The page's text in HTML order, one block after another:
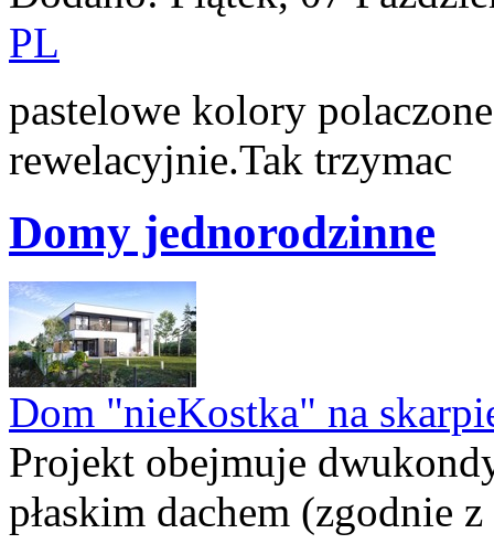
PL
pastelowe kolory
rewelacyjnie.Tak trzymac
Domy jednorodzinne
Dom "nieKostka" na
Projekt obejmuje
płaskim dachem (zgodnie